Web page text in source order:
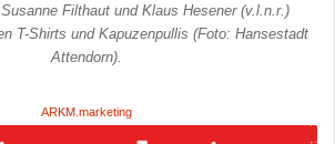
Filthaut und Klaus Hesener (v.l.n.r.)
T-Shirts und Kapuzenpullis (Foto: Hansestadt
Attendorn).
ARKM.marketing